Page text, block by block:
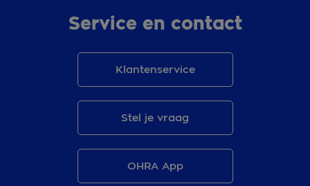
Service en contact
Klantenservice
Stel je vraag
OHRA App